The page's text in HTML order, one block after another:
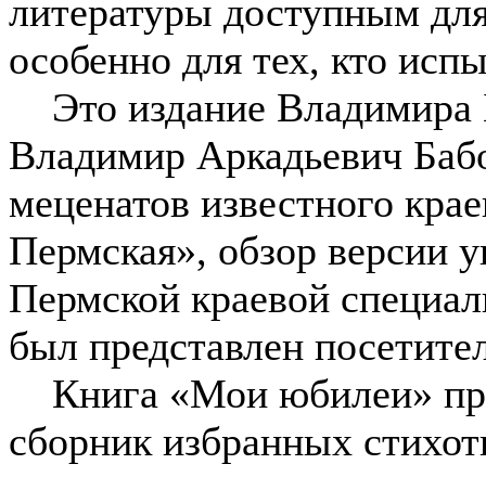
литературы доступным
особенно для тех, кто
Это издание
Владимир Аркадьевич
меценатов известного
Пермская», обзор
Пермской краевой
был представлен
Книга «Мои юбилеи»
сборник избранных